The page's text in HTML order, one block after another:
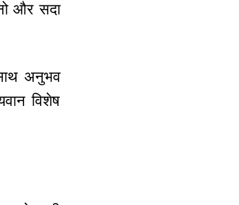
और सदा
अनुभव
विशेष